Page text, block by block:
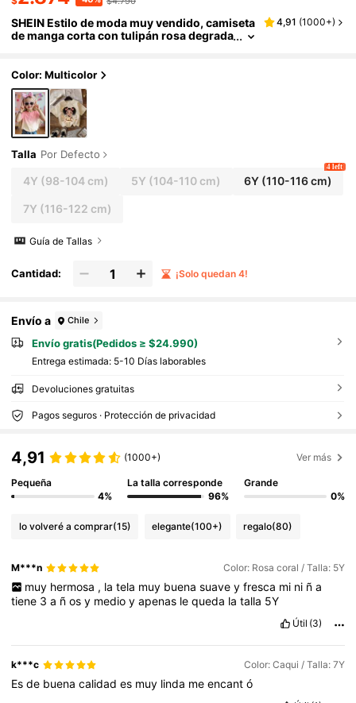
SHEIN Estilo de moda muy vendido, camiseta
de manga corta con tulipán rosa degrada
verano
4,91 (1000+)
Color: Multicolor
Talla Por Defecto
4Y (98-104 cm) 5Y (104-110 cm) 6Y(110-116 cm)
4 left
7Y (116-122 cm)
Guía de Tallas
Cantidad: ¡Solo quedan 4!
Envío a Chile
Envío gratis(Pedidos ≥ $24.990)
Entrega estimada: 5-10 Días laborables
Devoluciones gratuitas
Pagos seguros · Protección de privacidad
4,91 (1000+) Ver más
Pequeña
4%
La talla corresponde
96%
Grande
0%
lo volveré a comprar(15) elegante(100+) regalo(80)
M***n Color: Rosa coral / Talla: 5Y
muy hermosa , la tela muy buena suave y fresca mi ni ñ a
tiene 3a ñosy medioyapenas lequeda latalla 5Y
Útil (3)
k***c Color: Caqui / Talla: 7Y
Esde buenacalidades muy linda meencantó